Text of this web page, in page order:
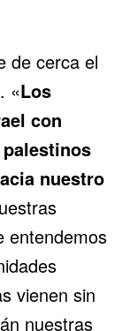
de cerca el
«Los
con
nuestro
entendemos
vienen sin
nuestras